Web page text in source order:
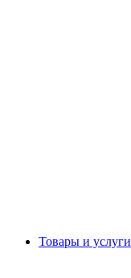
Товары и услуги